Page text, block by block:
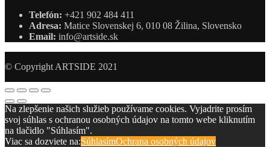
Telefón: +421 902 484 411
Adresa: Matice Slovenskej 6, 010 08 Žilina, Slovensko
Email: info@artside.sk
© Copyright ARTSIDE 2021
Na zlepšenie našich služieb používame cookies. Vyjadrite prosím
svoj súhlas s ochranou osobných údajov na tomto webe kliknutím
na tlačidlo "Súhlasím".
Viac sa dozviete na:SúhlasímOchrana osobných údajov